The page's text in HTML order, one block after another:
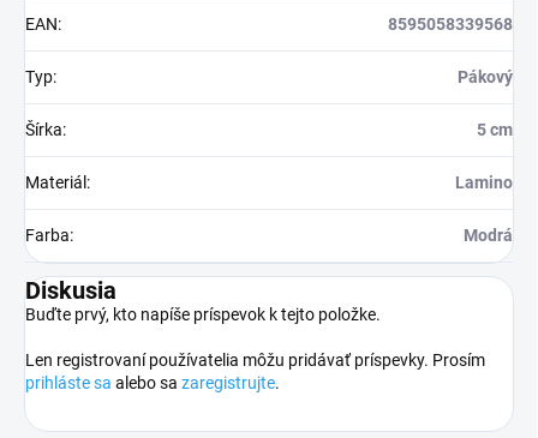
EAN: 8595058339568
Typ: Pákový
Šírka: 5 cm
Materiál : Lamino
Farba: Modrá
Diskusia
Buďte prvý, kto napíše príspevok k tejto položke.
Len registrovaní používatelia môžu pridávať príspevky. Prosím
prihláste sa alebo sa zaregistrujte.